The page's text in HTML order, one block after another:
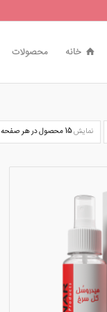
خانه محصولات
نمایش15 محصول در هر صفحه